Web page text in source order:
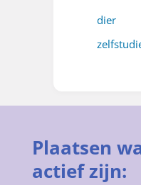
dier
Plaatsen
actief zijn: